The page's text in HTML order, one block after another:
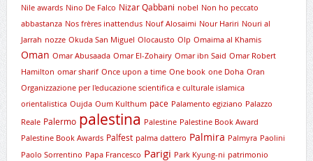
Nile awards Nino De Falco Nizar Qabbani nobel Non ho peccato
abbastanza Nos frères inattendus Nouf Alosaimi Nour Hariri Nouri al
Jarrah nozze Okuda San Miguel Olocausto Olp Omaima al Khamis
Oman Omar Abusaada Omar El-Zohairy Omar ibn Said Omar Robert
Hamilton omar sharif Once upon a time One book one Doha Oran
Organizzazione per l'educazione scientifica e culturale islamica
orientalistica Oujda Oum Kulthum pace Palamento egiziano Palazzo
Reale Palermo palestina Palestine Palestine Book Award
Palestine Book Awards Palfest palma dattero Palmira Palmyra Paolini
Paolo Sorrentino Papa Francesco Parigi Park Kyung-ni patrimonio